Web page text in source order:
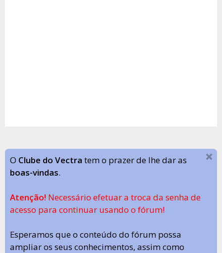
O Clube do Vectra tem o prazer de lhe dar as
boas-vindas.
Atenção! Necessário efetuar a troca da senha de
acesso para continuar usando o fórum!
Esperamos que o conteúdo do fórum possa
ampliar os seus conhecimentos, assim como